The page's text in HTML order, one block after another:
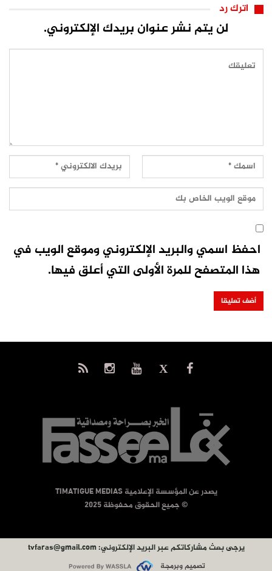
اترك رد
لن يتم نشر عنوان بريدك الإلكتروني.
احفظ اسمي والبريد الإلكتروني وموقع الويب في
هذا المتصفح للمرة الأولى التي أعلق فيها.
يصدر عن المؤسسة الإعلامية TIMATIGUE MEDIAS
© جميع الحقوق محفوظة 2025
يرجى بعث مشاركاتكم عبر البريد الإلكتروني:tvfaras@gmail.com
تصميم وبرمجة